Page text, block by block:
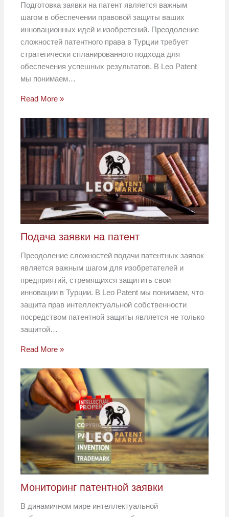
Подготовка заявки на патент является важным
шагом в обеспечении правовой защиты ваших
инновационных идей и изобретений. Преодоление
сложностей патентного права в Турции требует
стратегически спланированного подхода для
обеспечения успешных результатов. В Leo Patent
мы понимаем…
Read More »
Подача заявки на патент
Преодоление сложностей подачи патентных заявок
является важным шагом для изобретателей и
предприятий, стремящихся защитить свои
инновации в Турции. В Leo Patent мы понимаем, что
защита прав интеллектуальной собственности
посредством патентной защиты является не только
защитой…
Read More »
Мониторинг патентной заявки
В динамичном мире интеллектуальной